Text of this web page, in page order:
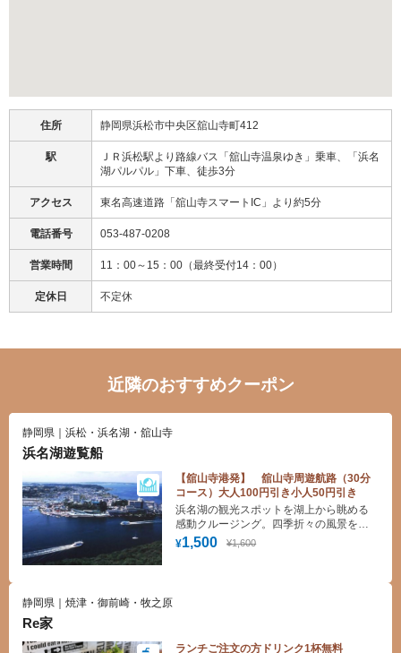
住所 静岡県浜松市中央区舘山寺町412
駅
ＪＲ浜松駅より路線バス「舘山寺温泉ゆき」乗車、「浜名
湖パルパル」下車、徒歩3分
アクセス 東名高速道路「舘山寺スマートIC」より約5分
電話番号 053-487-0208
営業時間 11：00～15：00（最終受付14：00）
定休日 不定休
近隣のおすすめクーポン
静岡県｜浜松・浜名湖・舘山寺
浜名湖遊覧船
【舘山寺港発】 舘山寺周遊航路（30分
コース）大人100円引き小人50円引き
¥1,500 ¥1,600
浜名湖の観光スポットを湖上から眺める
感動クルージング。四季折々の風景を湖
上からお楽しみ下さい。
静岡県｜焼津・御前崎・牧之原
Re家
ランチご注文の方ドリンク1杯無料